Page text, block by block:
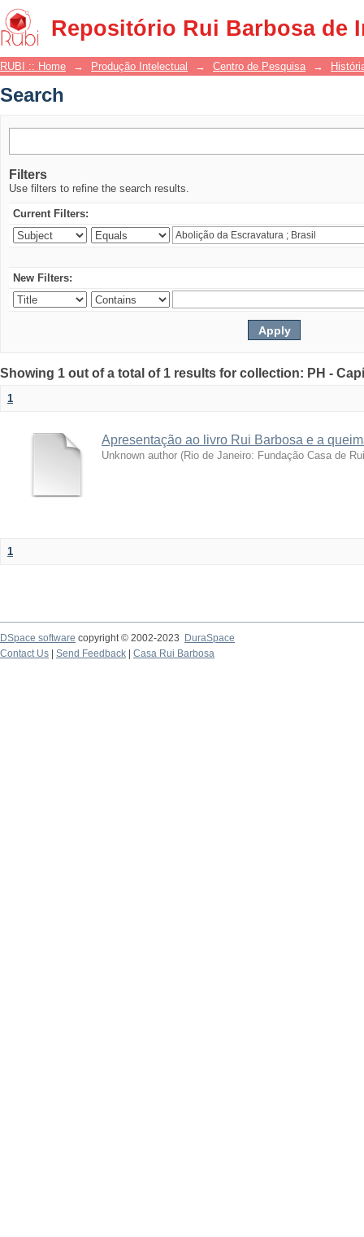
Repositório Rui Barbosa de
Search
RUBI :: Home → Produção Intelectual → Centro de Pesquisa →
Search
Filters
Use filters to refine the search results.
Current Filters:
New Filters:
Showing 1 out of a total of 1 results for collection: PH -
1
Apresentação ao livro Rui Barbosa e a
Unknown author (Rio de Janeiro: Fundação Casa de
1
DSpace software copyright © 2002-2023
DuraSpace
Contact Us
Send Feedback Casa Rui Barbosa